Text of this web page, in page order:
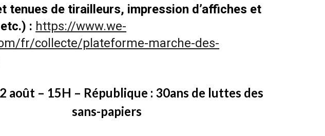
tenues de tirailleurs, impression d’affiches et
: https://www.we-
fr/collecte/plateforme-marche-des-
août – 15H – République : 30ans de luttes des
sans-papiers